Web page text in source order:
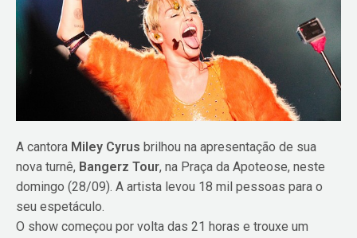
A cantora Miley Cyrus brilhou na apresentação de sua
nova turnê, Bangerz Tour, na Praça da Apoteose, neste
domingo (28/09). A artista levou 18 mil pessoas para o
seu espetáculo.
O show começou por volta das 21 horas e trouxe um